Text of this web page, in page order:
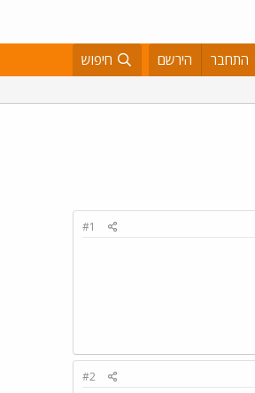
התחבר הירשם חיפוש
#1
#2